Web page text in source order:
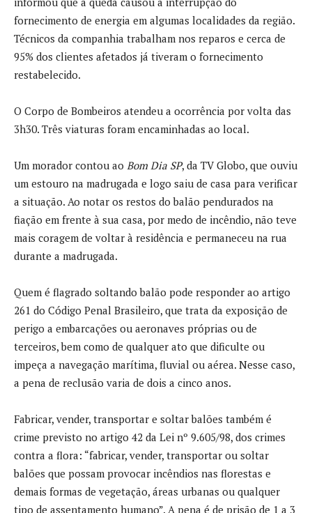
fornecimento de energia em algumas localidades da região.
Técnicos da companhia trabalham nos reparos e cerca de
95% dos clientes afetados já tiveram o fornecimento
restabelecido.
O Corpo de Bombeiros atendeu a ocorrência por volta das
3h30. Três viaturas foram encaminhadas ao local.
Um morador contou ao Bom Dia SP, da TV Globo, que ouviu
um estouro na madrugada e logo saiu de casa para verificar
a situação. Ao notar os restos do balão pendurados na
fiação em frente à sua casa, por medo de incêndio, não teve
mais coragem de voltar à residência e permaneceu na rua
durante a madrugada.
Quem é flagrado soltando balão pode responder ao artigo
261 do Código Penal Brasileiro, que trata da exposição de
perigo a embarcações ou aeronaves próprias ou de
terceiros, bem como de qualquer ato que dificulte ou
impeça a navegação marítima, fluvial ou aérea. Nesse caso,
a pena de reclusão varia de dois a cinco anos.
Fabricar, vender, transportar e soltar balões também é
crime previsto no artigo 42 da Lei nº 9.605/98, dos crimes
contra a flora: “fabricar, vender, transportar ou soltar
balões que possam provocar incêndios nas florestas e
demais formas de vegetação, áreas urbanas ou qualquer
tipo de assentamento humano”. A pena é de prisão de 1 a 3